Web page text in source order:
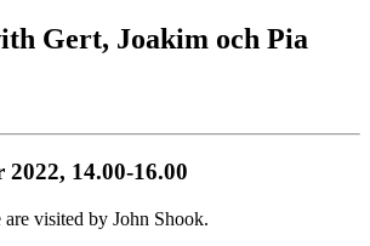
Gert, Joakim och Pia
2022, 14.00-16.00
visited by John Shook.